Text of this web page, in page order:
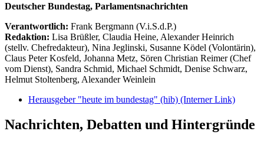
Deutscher Bundestag, Parlamentsnachrichten
Verantwortlich: Frank Bergmann (V.i.S.d.P.)
Redaktion: Lisa Brüßler, Claudia Heine, Alexander Heinrich
(stellv. Chefredakteur), Nina Jeglinski, Susanne Ködel (Volontärin),
Claus Peter Kosfeld, Johanna Metz, Sören Christian Reimer (Chef
vom Dienst), Sandra Schmid, Michael Schmidt, Denise Schwarz,
Helmut Stoltenberg, Alexander Weinlein
Herausgeber "heute im bundestag" (hib) (Interner Link)
Nachrichten, Debatten und Hintergründe